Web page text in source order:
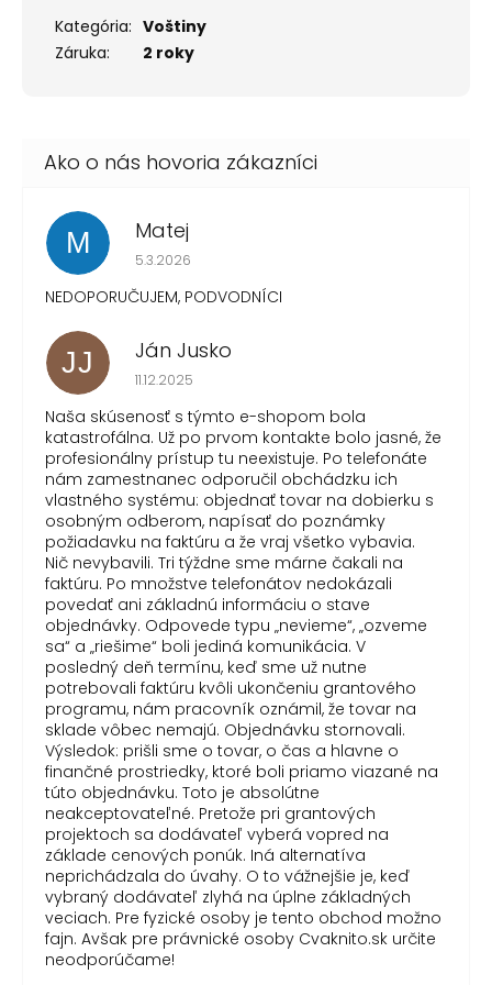
Kategória: Voštiny
Záruka: 2 roky
M Matej
Hodnotenie obchodu je 1 z 5 hviezdičiek.
5.3.2026
NEDOPORUČUJEM, PODVODNÍCI
JJ Ján Jusko
Hodnotenie obchodu je 1 z 5 hviezdičiek.
11.12.2025
Naša skúsenosť s týmto e-shopom bola
katastrofálna. Už po prvom kontakte bolo jasné, že
profesionálny prístup tu neexistuje. Po telefonáte
nám zamestnanec odporučil obchádzku ich
vlastného systému: objednať tovar na dobierku s
osobným odberom, napísať do poznámky
požiadavku na faktúru a že vraj všetko vybavia.
Nič nevybavili. Tri týždne sme márne čakali na
faktúru. Po množstve telefonátov nedokázali
povedať ani základnú informáciu o stave
objednávky. Odpovede typu „nevieme“, „ozveme
sa“ a „riešime“ boli jediná komunikácia. V
posledný deň termínu, keď sme už nutne
potrebovali faktúru kvôli ukončeniu grantového
programu, nám pracovník oznámil, že tovar na
sklade vôbec nemajú. Objednávku stornovali.
Výsledok: prišli sme o tovar, o čas a hlavne o
finančné prostriedky, ktoré boli priamo viazané na
túto objednávku. Toto je absolútne
neakceptovateľné. Pretože pri grantových
projektoch sa dodávateľ vyberá vopred na
základe cenových ponúk. Iná alternatíva
neprichádzala do úvahy. O to vážnejšie je, keď
vybraný dodávateľ zlyhá na úplne základných
veciach. Pre fyzické osoby je tento obchod možno
fajn. Avšak pre právnické osoby Cvaknito.sk určite
neodporúčame!